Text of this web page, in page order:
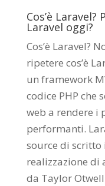
Cos’è
Laravel oggi?
Cos’è Laravel?
ripetere cos’è
un framework
codice PHP che
web a rendere
performanti.
source di scritto
realizzazione di
da Taylor Otwell